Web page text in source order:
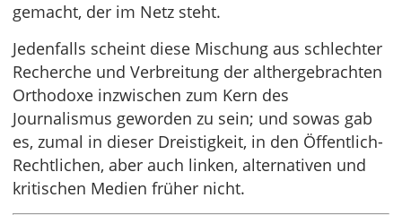
gemacht, der im Netz steht.
Jedenfalls scheint diese Mischung aus schlechter
Recherche und Verbreitung der althergebrachten
Orthodoxe inzwischen zum Kern des
Journalismus geworden zu sein; und sowas gab
es, zumal in dieser Dreistigkeit, in den Öffentlich-
Rechtlichen, aber auch linken, alternativen und
kritischen Medien früher nicht.